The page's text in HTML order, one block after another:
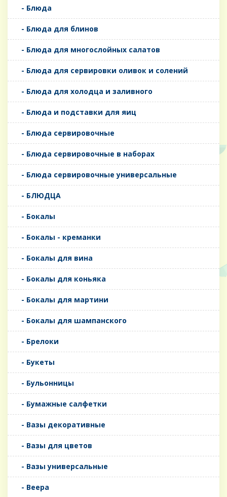
- Блюда
- Блюда для блинов
- Блюда для многослойных салатов
- Блюда для сервировки оливок и солений
- Блюда для холодца и заливного
- Блюда и подставки для яиц
- Блюда сервировочные
- Блюда сервировочные в наборах
- Блюда сервировочные универсальные
- БЛЮДЦА
- Бокалы
- Бокалы - креманки
- Бокалы для вина
- Бокалы для коньяка
- Бокалы для мартини
- Бокалы для шампанского
- Брелоки
- Букеты
- Бульонницы
- Бумажные салфетки
- Вазы декоративные
- Вазы для цветов
- Вазы универсальные
- Веера